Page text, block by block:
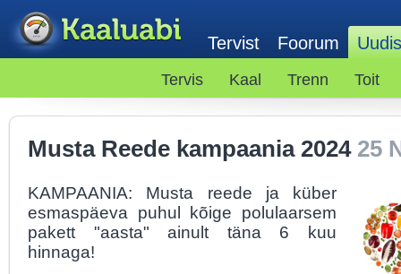
Tervist Foorum
Tervis Kaal Trenn Toit
Musta Reede kampaania 2024 25
KAMPAANIA: Musta reede ja küber
esmaspäeva puhul kõige polulaarsem
pakett "aasta" ainult täna 6 kuu
hinnaga!